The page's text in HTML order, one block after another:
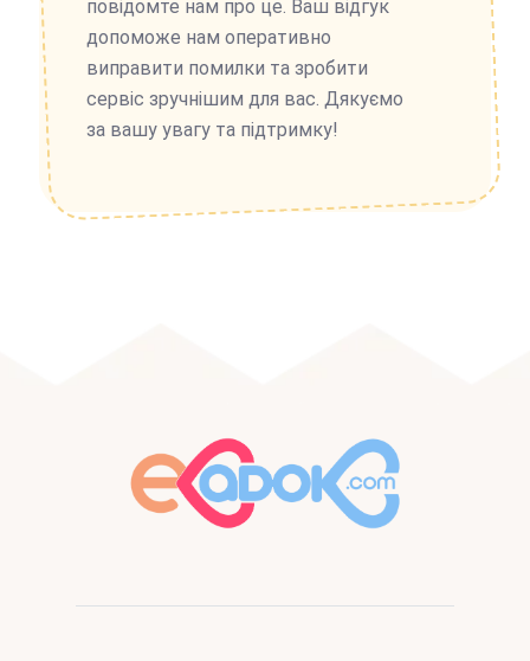
повідомте нам про це. Ваш відгук
допоможе нам оперативно
виправити помилки та зробити
сервіс зручнішим для вас. Дякуємо
за вашу увагу та підтримку!